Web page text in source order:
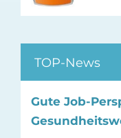
TOP-News
Gute Job-